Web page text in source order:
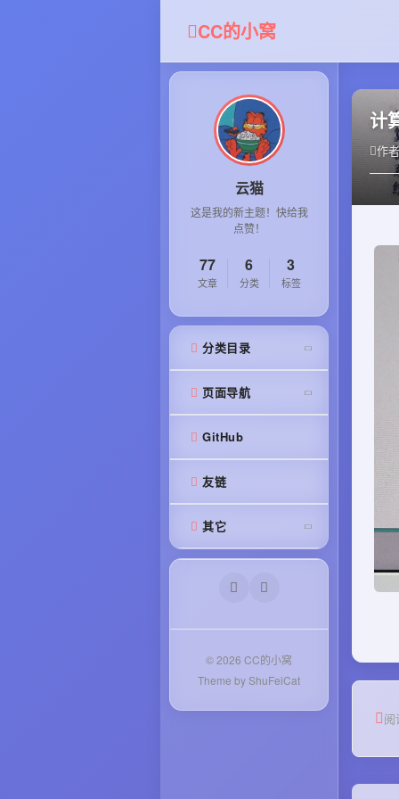
CC的小窝
云猫
这是我的新主题！快给我
点赞！
77
文章
6
分类
3
标签
分类目录
源码
个人项目
闲聊
学习笔记
广而告之
页面导航
首页
GitHub
友链
其它
登录
评论 RSS
© 2026 CC的小窝
Theme by ShuFeiCat
计
作
阅